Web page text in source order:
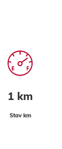
1 km
Stav km